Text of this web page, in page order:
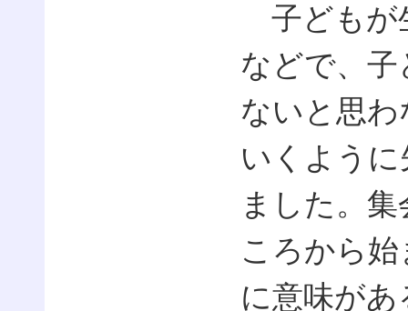
子どもが
などで、
ないと思
いくよう
ました。
ころから
に意味が